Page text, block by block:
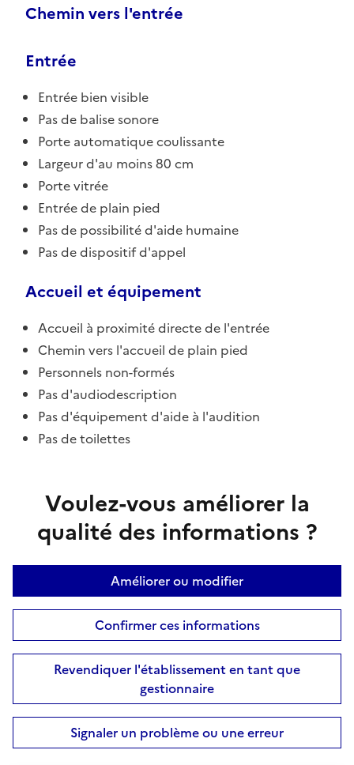
Chemin vers l'entrée
Entrée
Entrée bien visible
Pas de balise sonore
Porte automatique coulissante
Largeur d'au moins 80 cm
Porte vitrée
Entrée de plain pied
Pas de possibilité d'aide humaine
Pas de dispositif d'appel
Accueil et équipement
Accueil à proximité directe de l'entrée
Chemin vers l'accueil de plain pied
Personnels non-formés
Pas d'audiodescription
Pas d'équipement d'aide à l'audition
Pas de toilettes
Voulez-vous améliorer la
qualité des informations ?
Améliorer ou modifier
Confirmer ces informations
Revendiquer l'établissement en tant que
gestionnaire
Signaler un problème ou une erreur